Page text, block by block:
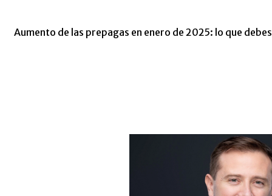
Aumento de las prepagas en enero de 2025: lo que